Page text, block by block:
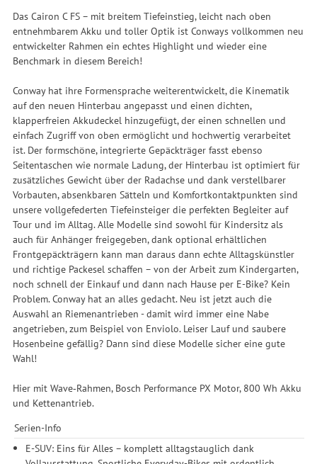
Das Cairon C FS – mit breitem Tiefeinstieg, leicht nach oben
entnehmbarem Akku und toller Optik ist Conways vollkommen neu
entwickelter Rahmen ein echtes Highlight und wieder eine
Benchmark in diesem Bereich!
Conway hat ihre Formensprache weiterentwickelt, die Kinematik
auf den neuen Hinterbau angepasst und einen dichten,
klapperfreien Akkudeckel hinzugefügt, der einen schnellen und
einfach Zugriff von oben ermöglicht und hochwertig verarbeitet
ist. Der formschöne, integrierte Gepäckträger fasst ebenso
Seitentaschen wie normale Ladung, der Hinterbau ist optimiert für
zusätzliches Gewicht über der Radachse und dank verstellbarer
Vorbauten, absenkbaren Sätteln und Komfortkontaktpunkten sind
unsere vollgefederten Tiefeinsteiger die perfekten Begleiter auf
Tour und im Alltag. Alle Modelle sind sowohl für Kindersitz als
auch für Anhänger freigegeben, dank optional erhältlichen
Frontgepäckträgern kann man daraus dann echte Alltagskünstler
und richtige Packesel schaffen – von der Arbeit zum Kindergarten,
noch schnell der Einkauf und dann nach Hause per E-Bike? Kein
Problem. Conway hat an alles gedacht. Neu ist jetzt auch die
Auswahl an Riemenantrieben - damit wird immer eine Nabe
angetrieben, zum Beispiel von Enviolo. Leiser Lauf und saubere
Hosenbeine gefällig? Dann sind diese Modelle sicher eine gute
Wahl!
Hier mit Wave‑Rahmen, Bosch Performance PX Motor, 800 Wh Akku
und Kettenantrieb.
Serien-Info
E-SUV: Eins für Alles – komplett alltagstauglich dank